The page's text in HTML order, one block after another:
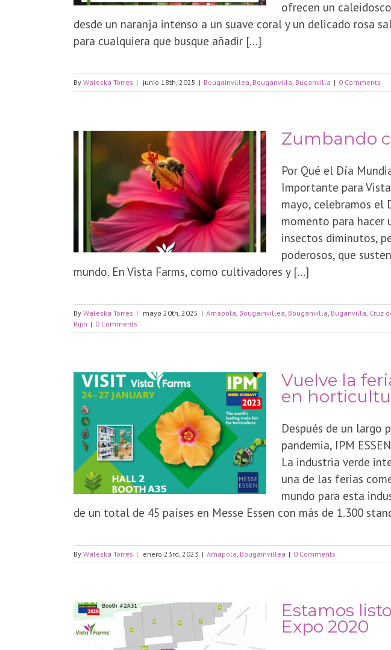
ofrecen un
desde un naranja intenso a un suave coral y un delicado rosa
para cualquiera que busque añadir [...]
By Waleska Torres | junio 18th, 2025 | Bougainvillea, Bouganvilla, Buganvilla | 0 Comments
Zumbando
Por Qué el Día
Importante para
mayo, celebramos el
momento para hacer
insectos diminutos,
poderosos, que
mundo. En Vista Farms, como cultivadores y [...]
By Waleska Torres | mayo 20th, 2025 | Amapola, Bougainvillea, Bouganvilla, Buganvilla, Cruz
Rijin | 0 Comments
Vuelve la
en
Después de un largo
pandemia, IPM
La industria verde
una de las ferias
mundo para esta
de un total de 45 países en Messe Essen con más de 1.300
By Waleska Torres | enero 23rd, 2023 | Amapola, Bougainvillea | 0 Comments
Estamos
Expo 2020